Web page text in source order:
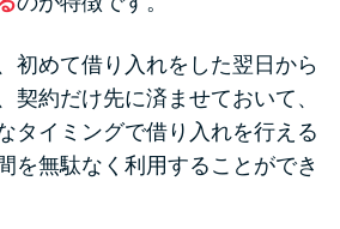
初めて借り入れをした翌日から
契約だけ先に済ませておいて、
タイミングで借り入れを行える
を無駄なく利用することができ